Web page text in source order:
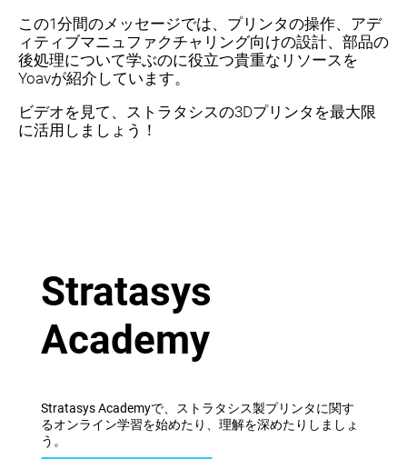
この1分間のメッセージでは、プリンタの操作、アデ
ィティブマニュファクチャリング向けの設計、部品の
後処理について学ぶのに役立つ貴重なリソースを
Yoavが紹介しています。
ビデオを見て、ストラタシスの3Dプリンタを最大限
に活用しましょう！
Stratasys
Academy
Stratasys Academyで、ストラタシス製プリンタに関す
るオンライン学習を始めたり、理解を深めたりしましょ
う。